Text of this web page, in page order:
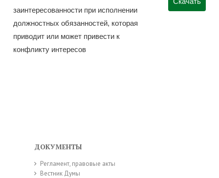
заинтересованности при исполнении
должностных обязанностей, которая
приводит или может привести к
конфликту интересов
ДОКУМЕНТЫ
Регламент, правовые акты
Вестник Думы